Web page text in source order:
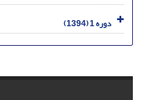
دوره 1 (1394)